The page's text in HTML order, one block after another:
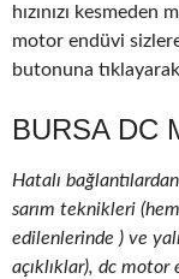
hızınızı
motor endüvi
butonuna
BURSA DC
Hatalı
sarım teknikleri
edilenlerinde ) ve
açıklıklar), dc motor